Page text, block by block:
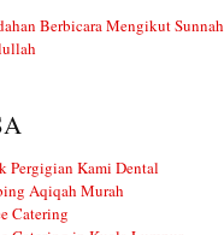
Berbicara Mengikut Sunnah
Pergigian Kami Dental
Aqiqah Murah
Catering